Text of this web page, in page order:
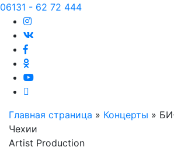
06131 - 62 72 444
Главная страница » Концерты »
Чехии
Artist Production